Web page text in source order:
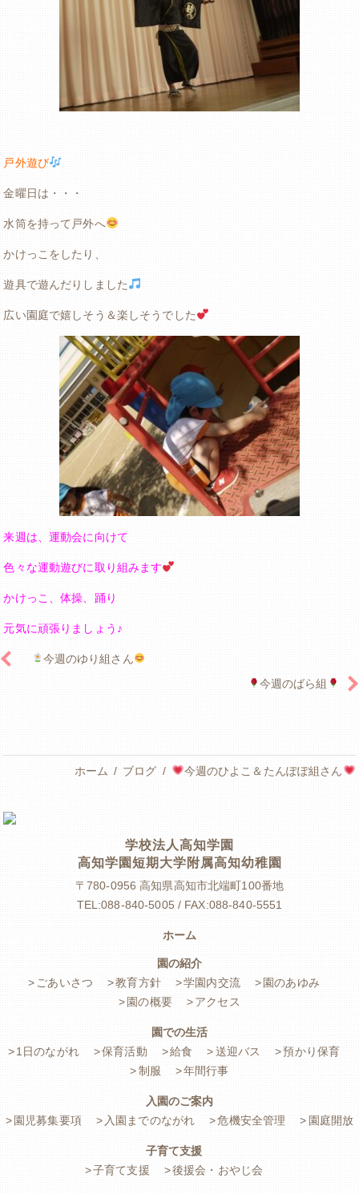
戸外遊び
金曜日は・・・
水筒を持って戸外へ
かけっこをしたり、
遊具で遊んだりしました
広い園庭で嬉しそう＆楽しそうでした
来週は、運動会に向けて
色々な運動遊びに取り組みます
かけっこ、体操、踊り
元気に頑張りましょう♪
今週のゆり組さん
今週のばら組
ホーム ブログ 今週のひよこ＆たんぽぽ組さん
学校法人高知学園
高知学園短期大学附属高知幼稚園
〒780-0956高知県高知市北端町100番地
TEL:088-840-5005 / FAX:088-840-5551
ホーム
園の紹介
ごあいさつ
教育方針 学園内交流
園のあゆみ
園の概要
アクセス
園での生活
1日のながれ
保育活動 給食 送迎バス
預かり保育
制服
年間行事
入園のご案内
園児募集要項
入園までのながれ 危機安全管理 園庭開放
子育て支援
子育て支援
後援会・おやじ会